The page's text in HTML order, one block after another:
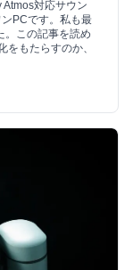
対応サウン
ンPCです。私も最
。この記事を読め
もたらすのか、